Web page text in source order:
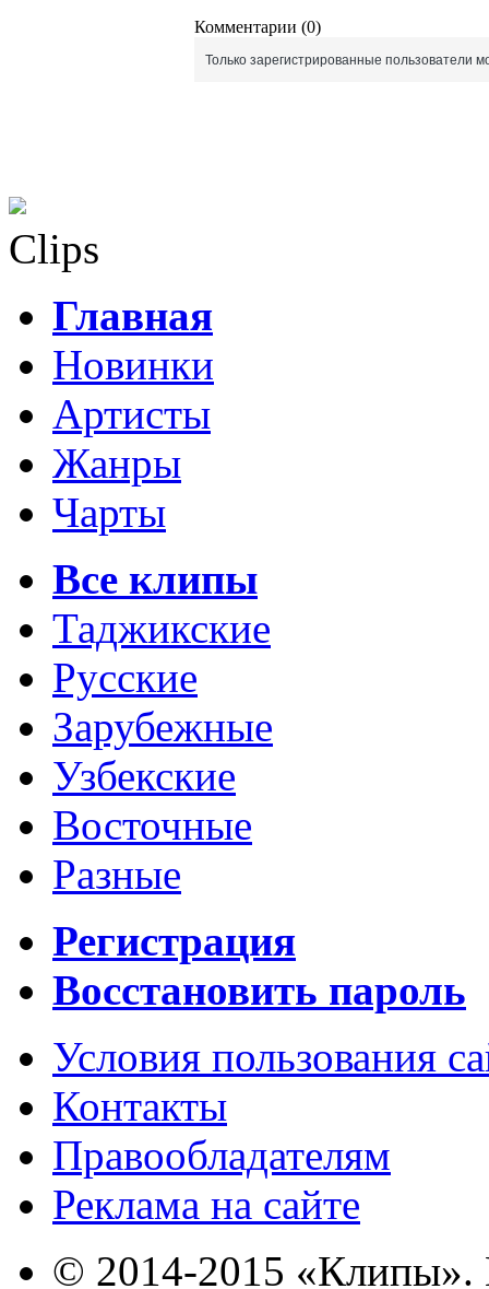
Комментарии (0)
Только зарегистрированные пользователи
Clips
Главная
Новинки
Артисты
Жанры
Чарты
Все клипы
Таджикские
Русские
Зарубежные
Узбекские
Восточные
Разные
Регистрация
Восстановить пароль
Условия пользования
Контакты
Правообладателям
Реклама на сайте
© 2014-2015 «Клипы».